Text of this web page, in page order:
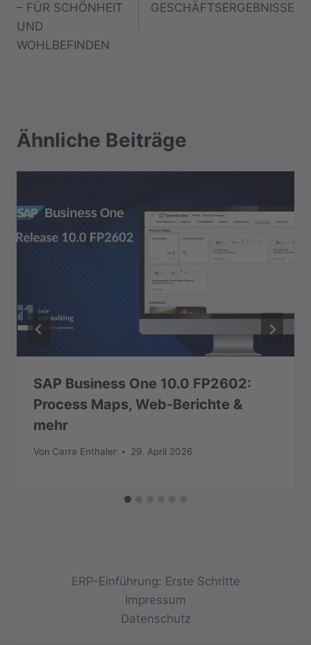
– FÜR SCHÖNHEIT
UND
WOHLBEFINDEN
GESCHÄFTSERGEBNISSE
Ähnliche Beiträge
SAP Business One 10.0 FP2602:
Process Maps, Web-Berichte &
mehr
Von Carra Enthaler 29. April 2026
ERP-Einführung: Erste Schritte
Impressum
Datenschutz